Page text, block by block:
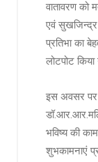
वातावरण
एवं
प्रतिभा का
लोटपोट किया
इस अवसर पर
भविष्य की
शुभकामनाएं